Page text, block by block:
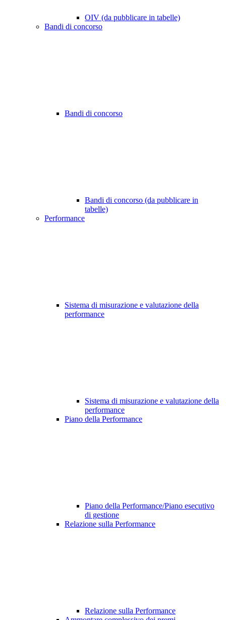
OIV (da pubblicare in tabelle)
Bandi di concorso
Bandi di concorso
Bandi di concorso (da pubblicare in
tabelle)
Performance
Sistema di misurazione e valutazione della
performance
Sistema di misurazione e valutazione della
performance
Piano della Performance
Piano della Performance/Piano esecutivo
di gestione
Relazione sulla Performance
Relazione sulla Performance